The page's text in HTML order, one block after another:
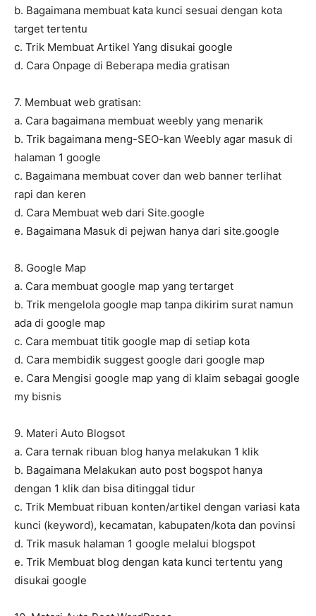
b. Bagaimana membuat kata kunci sesuai dengan kota
target tertentu
c. Trik Membuat Artikel Yang disukai google
d. Cara Onpage di Beberapa media gratisan
7. Membuat web gratisan:
a. Cara bagaimana membuat weebly yang menarik
b. Trik bagaimana meng-SEO-kan Weebly agar masuk di
halaman 1 google
c. Bagaimana membuat cover dan web banner terlihat
rapi dan keren
d. Cara Membuat web dari Site.google
e. Bagaimana Masuk di pejwan hanya dari site.google
8. Google Map
a. Cara membuat google map yang tertarget
b. Trik mengelola google map tanpa dikirim surat namun
ada di google map
c. Cara membuat titik google map di setiap kota
d. Cara membidik suggest google dari google map
e. Cara Mengisi google map yang di klaim sebagai google
my bisnis
9. Materi Auto Blogsot
a. Cara ternak ribuan blog hanya melakukan 1 klik
b. Bagaimana Melakukan auto post bogspot hanya
dengan 1 klik dan bisa ditinggal tidur
c. Trik Membuat ribuan konten/artikel dengan variasi kata
kunci (keyword), kecamatan, kabupaten/kota dan povinsi
d. Trik masuk halaman 1 google melalui blogspot
e. Trik Membuat blog dengan kata kunci tertentu yang
disukai google